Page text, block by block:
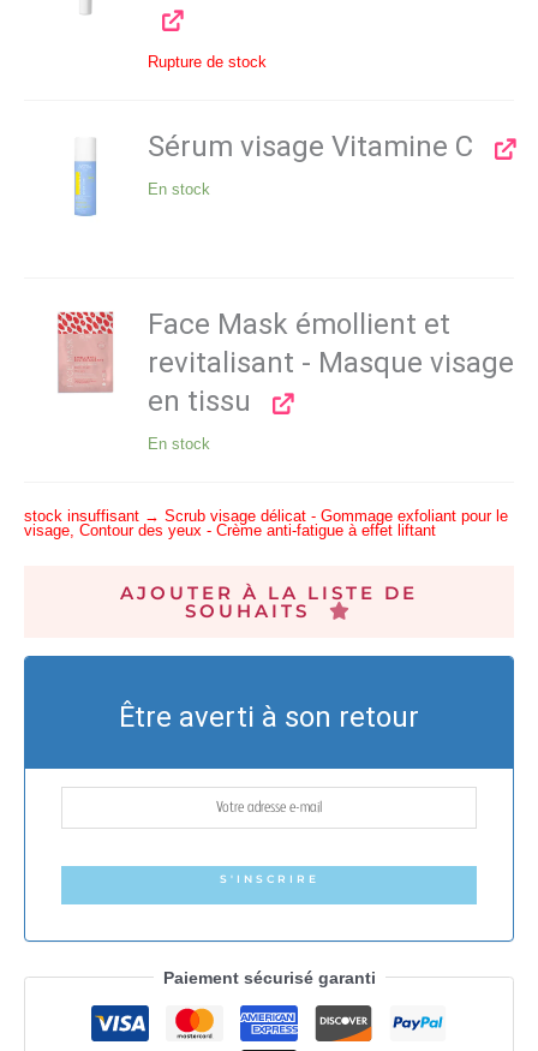
Rupture de stock
Sérum visage Vitamine C
En stock
Face Mask émollient et
revitalisant - Masque visage
en tissu
En stock
stock insuffisant → Scrub visage délicat - Gommage exfoliant pour le
visage, Contour des yeux - Crème anti-fatigue à effet liftant
AJOUTER À LA LISTE DE
SOUHAITS
Être averti à son retour
S'INSCRIRE
Paiement sécurisé garanti